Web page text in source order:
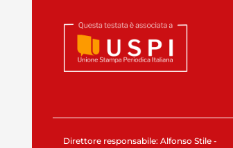
Direttore responsabile: Alfonso Stile -